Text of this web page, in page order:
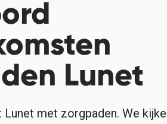
Lunet
met zorgpaden. We